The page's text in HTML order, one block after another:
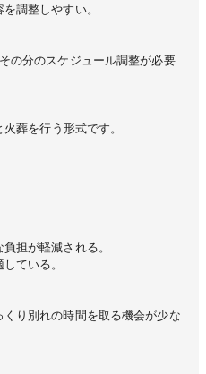
調整しやすい。
の分のスケジュール調整が必要
葬を行う形式です。
担が軽減される。
ている。
り別れの時間を取る機会が少な